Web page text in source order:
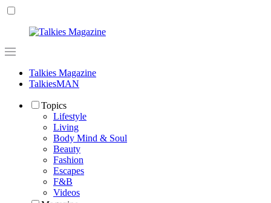
Talkies Magazine
TalkiesMAN
Topics
Lifestyle
Living
Body Mind & Soul
Beauty
Fashion
Escapes
F&B
Videos